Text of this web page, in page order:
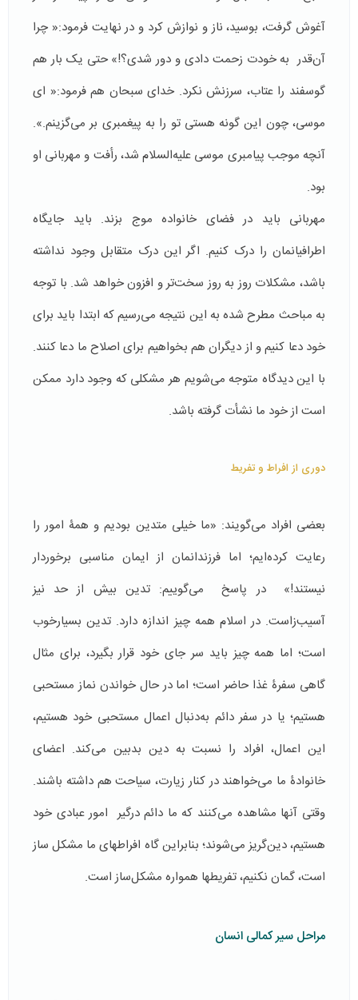
آغوش گرفت، بوسید، ناز و نوازش کرد و در نهایت فرمود:« چرا
آن‌قدر به خودت زحمت دادی و دور شدی؟!» حتی یک بار هم
گوسفند را عتاب، سرزنش نکرد. خدای سبحان هم فرمود:« ای
موسی، چون این گونه هستی تو را به پیغمبری بر می‌گزینم.».
آنچه موجب پیامبری موسی علیه‌السلام شد، رأفت و مهربانی او
بود.
مهربانی باید در فضای خانواده موج بزند. باید جایگاه
اطرافیانمان را درک کنیم. اگر این درک متقابل وجود نداشته
باشد، مشکلات روز به روز سخت‌­تر و افزون خواهد شد. با توجه
به مباحث مطرح شده به این نتیجه می‌رسیم که ابتدا باید برای
خود دعا کنیم و از دیگران هم بخواهیم برای اصلاح ما دعا کنند.
با این دیدگاه متوجه می­‌شویم هر مشکلی که وجود دارد ممکن
است از خود ما نشأت گرفته باشد.
دوری از افراط و تفریط
بعضی افراد می‌گویند: «ما خیلی متدین بودیم و همۀ امور را
رعایت کرده‌ایم؛ اما فرزندانمان از ایمان مناسبی برخوردار
نیستند!» در پاسخ می‌گوییم: تدین بیش از حد نیز
آسیب‌زاست. در اسلام همه چیز اندازه دارد. تدین بسیارخوب
است؛ اما همه چیز باید سر جای خود قرار بگیرد، برای مثال
گاهی سفرۀ غذا حاضر است؛ اما در حال خواندن نماز مستحبی
هستیم؛ یا در سفر دائم به‌دنبال اعمال مستحبی خود هستیم،
این اعمال، افراد را نسبت به دین بدبین می‌­کند. اعضای
خانوادۀ ما می‌خواهند در کنار زیارت، سیاحت هم داشته باشند.
وقتی آن­ها مشاهده می‌کنند که ما دائم درگیر امور عبادی خود
هستیم، دین‌گریز می‌شوند؛ بنابراین گاه افراطهای ما مشکل ساز
است، گمان نکنیم، تفریطها همواره مشکل‌ساز است.
مراحل سیر کمالی انسان